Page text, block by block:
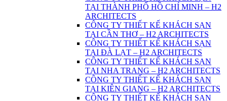
TẠI THÀNH PHỐ HỒ CHÍ MINH – H2
ARCHITECTS
CÔNG TY THIẾT KẾ KHÁCH SẠN
TẠI CẦN THƠ – H2 ARCHITECTS
CÔNG TY THIẾT KẾ KHÁCH SẠN
TẠI ĐÀ LẠT – H2 ARCHITECTS
CÔNG TY THIẾT KẾ KHÁCH SẠN
TẠI NHA TRANG – H2 ARCHITECTS
CÔNG TY THIẾT KẾ KHÁCH SẠN
TẠI KIÊN GIANG – H2 ARCHITECTS
CÔNG TY THIẾT KẾ KHÁCH SẠN